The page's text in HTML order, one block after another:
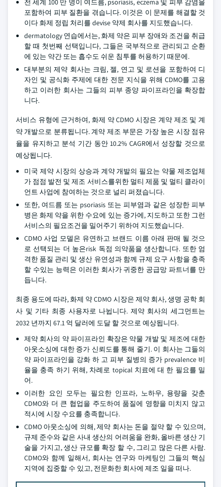
전 세계 100 만 명이 여드름, psoriasis, eczema 및 피부 감염을
포함하여 피부 질환을 겪습니다. 이것은 이 문제를 해결할 것
이다 화제 정립 처리를 devise 약제 회사를 지도했습니다.
dermatology 연습에서는, 화제 약은 피부 장애와 조건을 취급
할 때 첫번째 선택입니다, 그들은 국부적으로 관리되고 순환
에 있는 약간 또는 흡수도 쉬운 침투를 허용하기 때문에.
대부분의 제약 회사는 크림, 젤, 연고 및 로션을 포함하여 디
자인 및 공식화 주제에 대한 전문 지식을 위해 CDMO를 고용
하고 이러한 회사는 그들의 피부 종양 파이프라인을 확장합
니다.
서비스 유형에 근거하여, 화제 약 CDMO 시장은 계약 제조 및 계
약 개발으로 분류됩니다. 계약 제조 부문은 가장 높은 시장 점유
율을 유지하고 분석 기간 동안 10.2% CAGR에서 성장할 것으로
예상됩니다.
미국 제약 시장의 상승과 계약 개발의 필요는 약물 제조업체
가 점점 발전 및 제조 서비스를위한 멀티 제품 및 멀티 클라이
언트 사업에 참여하는 것으로 널리 퍼졌습니다.
또한, 여드름 또는 psoriasis 또는 피부염과 같은 성장한 피부
병은 화제 약을 위한 수요에 있는 증가에, 지도하고 또한 그런
서비스의 필요조건을 밀어주기 위하여 지도했습니다.
CDMO 사업 모델은 유연하고 브랜드 이름 아래 판매 될 것으
로 선택되는 더 높은risk 독점 의약품을 생산합니다. 또한 엄
격한 품질 관리 및 생산 유연성과 함께 규제 요구 사항을 충족
할 수있는 능력은 이러한 회사가 귀중한 공급망 파트너를 만
듭니다.
최종 용도에 따라, 화제 약 CDMO 시장은 제약 회사, 생명 공학 회
사 및 기타 최종 사용자로 나뉩니다. 제약 회사의 세그먼트는
2032 년까지 67.1 억 달러에 도달 할 것으로 예상됩니다.
제약 회사의 약 파이프라인 확장은 약물 개발 및 제조에 대한
아웃소싱에 대한 증가 신뢰도를 통해 줄기. 이 회사는 그들의
약 파이프라인을 강화 하 고 피부 질병의 증가 prevalence 비
율을 충족 하기 위해, 차례로 topical 치료에 대 한 필요를 밀
어.
이러한 요인 모두는 필요한 인프라, 노하우, 용량을 갖춘
CDMO와 더 큰 협업을 주도하여 품질에 영향을 미치지 않고
적시에 시장 수요를 충족합니다.
CDMO 아웃소싱에 의해, 제약 회사는 돈을 절약 할 수 있으며,
규제 준수와 같은 사내 생산의 어려움을 완화, 올바른 생산 기
술을 가지고, 생산 규모를 확장 할 수, 그리고 많은 다른 사람.
CDMO와 함께 일해서, 회사는 연구와 마케팅인 그들의 핵심
지역에 집중할 수 있고, 전문화한 회사에 제조 일을 떠나.